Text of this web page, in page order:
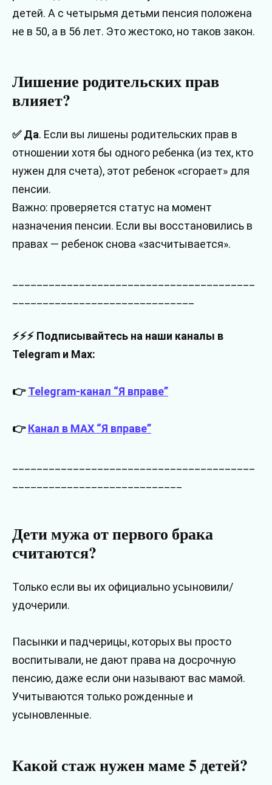
детей. А с четырьмя детьми пенсия положена
не в 50, а в 56 лет. Это жестоко, но таков закон.
Лишение родительских прав
влияет?
✅ Да. Если вы лишены родительских прав в
отношении хотя бы одного ребенка (из тех, кто
нужен для счета), этот ребенок «сгорает» для
пенсии.
Важно: проверяется статус на момент
назначения пенсии. Если вы восстановились в
правах — ребенок снова «засчитывается».
⚡⚡⚡ Подписывайтесь на наши каналы в
Telegram и Max:
👉Telegram-канал “Я вправе”
👉Канал в MAX “Я вправе”
Дети мужа от первого брака
считаются?
Только если вы их официально усыновили/
удочерили.
Пасынки и падчерицы, которых вы просто
воспитывали, не дают права на досрочную
пенсию, даже если они называют вас мамой.
Учитываются только рожденные и
усыновленные.
Какой стаж нужен маме 5 детей?